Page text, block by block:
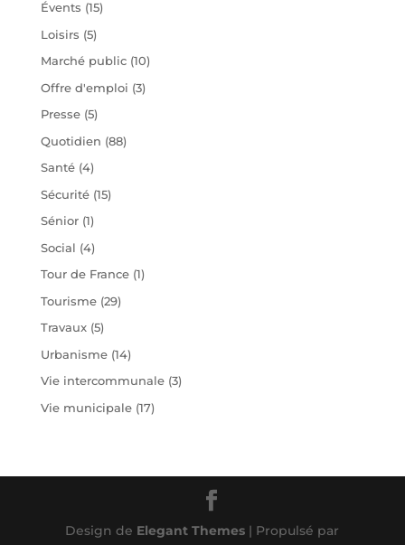
Évents (15)
Loisirs (5)
Marché public(10)
Offre d'emploi (3)
Presse(5)
Quotidien (88)
Santé(4)
Sécurité(15)
Sénior(1)
Social (4)
Tour de France(1)
Tourisme(29)
Travaux(5)
Urbanisme(14)
Vie intercommunale(3)
Vie municipale(17)
Design de Elegant Themes | Propulsé par